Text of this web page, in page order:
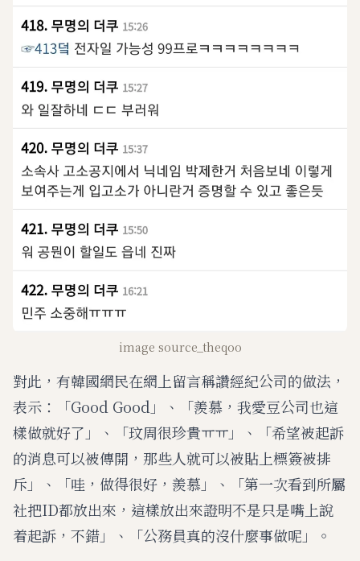
image source_theqoo
對此，有韓國網民在網上留言稱讚經紀公司的做法，
表示：「Good Good」、「羨慕，我愛豆公司也這
樣做就好了」、「玟周很珍貴ㅠㅠ」、「希望被起訴
的消息可以被傳開，那些人就可以被貼上標簽被排
斥」、「哇，做得很好，羨慕」、「第一次看到所屬
社把ID都放出來，這樣放出來證明不是只是嘴上說
着起訴，不錯」、「公務員真的沒什麼事做呢」。